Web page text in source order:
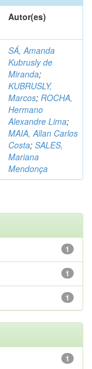
Autor(es)
SÁ, Amanda
Kubrusly de
Miranda;
KUBRUSLY,
Marcos; ROCHA,
Hermano
Alexandre Lima;
MAIA, Allan Carlos
Costa; SALES,
Mariana
Mendonça
1
1
1
1